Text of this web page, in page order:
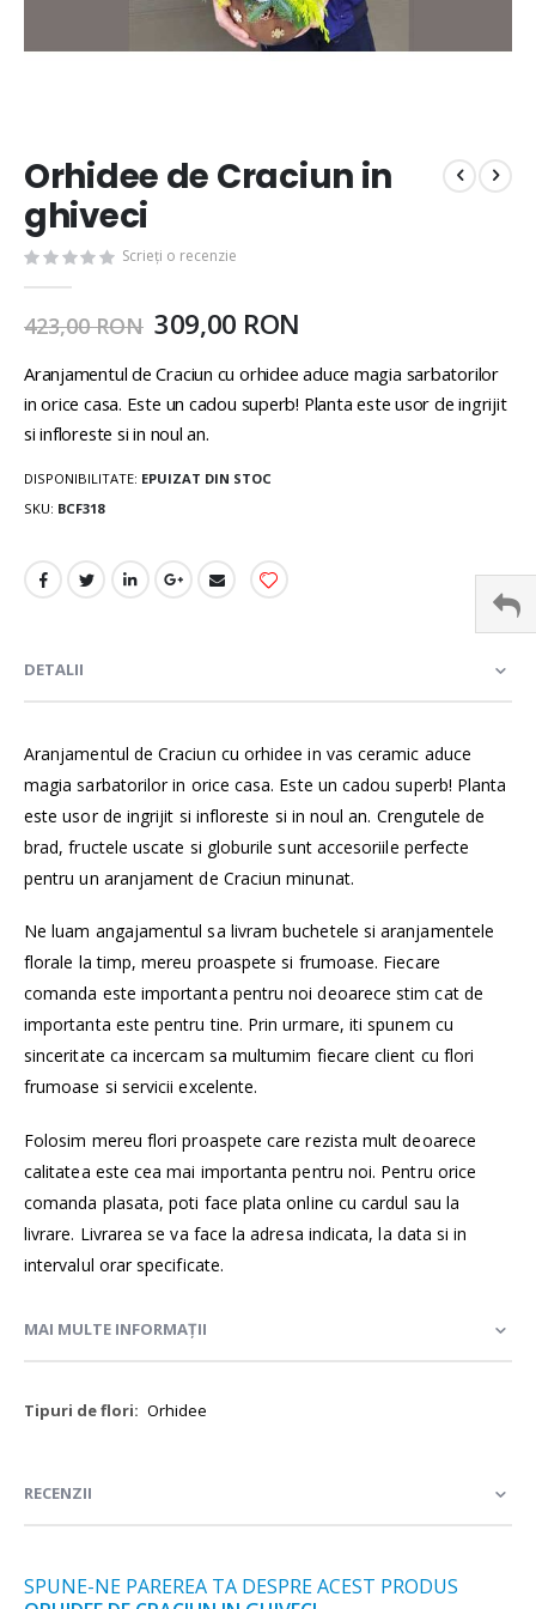
Orhidee de Craciun in
ghiveci
Scrieți o recenzie
423,00 RON 309,00 RON
Aranjamentul de Craciun cu orhidee aduce magia sarbatorilor
in orice casa. Este un cadou superb! Planta este usor de ingrijit
si infloreste si in noul an.
DISPONIBILITATE: EPUIZAT DIN STOC
SKU BCF318
DETALII
Aranjamentul de Craciun cu orhidee in vas ceramic aduce
magia sarbatorilor in orice casa. Este un cadou superb! Planta
este usor de ingrijit si infloreste si in noul an. Crengutele de
brad, fructele uscate si globurile sunt accesoriile perfecte
pentru un aranjament de Craciun minunat.
Ne luam angajamentul sa livram buchetele si aranjamentele
florale la timp, mereu proaspete si frumoase. Fiecare
comanda este importanta pentru noi deoarece stim cat de
importanta este pentru tine. Prin urmare, iti spunem cu
sinceritate ca incercam sa multumim fiecare client cu flori
frumoase si servicii excelente.
Folosim mereu flori proaspete care rezista mult deoarece
calitatea este cea mai importanta pentru noi. Pentru orice
comanda plasata, poti face plata online cu cardul sau la
livrare. Livrarea se va face la adresa indicata, la data si in
intervalul orar specificate.
MAI MULTE INFORMAȚII
Mai
Orhidee
RECENZII
SPUNE-NE PAREREA TA DESPRE ACEST PRODUS